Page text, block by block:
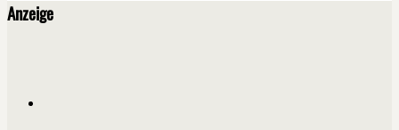
Anzeige